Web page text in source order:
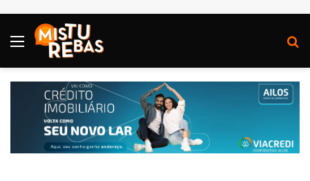
Menu